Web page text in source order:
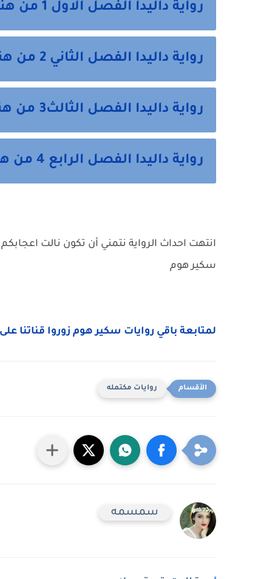
رواية داليدا الفصل الاول 1 من هنا
رواية داليدا الفصل الثاني 2 من هنا
رواية داليدا الفصل الثالث3 من هنا
رواية داليدا الفصل الرابع 4 من هنا
انتهت احداث الرواية نتمني أن تكون نالت
سكير هوم
لمتابعة باقي روايات سكير هوم زوروا قناتنا
روايات مكتمله
سمسمه